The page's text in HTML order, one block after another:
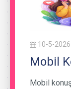
10-5-2026
Mobil
Mobil